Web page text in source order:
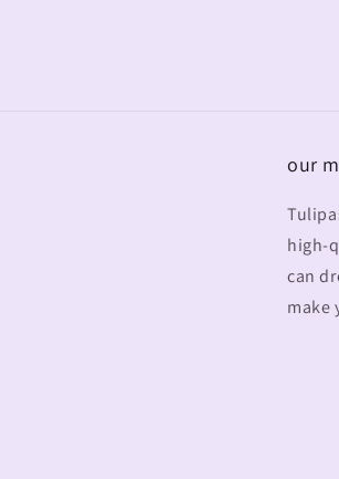
our
high-
can
make